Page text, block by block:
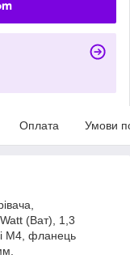
Оплата Умови
(Ват), 1,3
М4, фланець